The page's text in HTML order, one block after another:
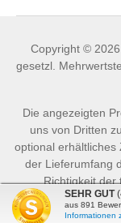
Copyright © 2026
gesetzl.
Die angezeigten
uns von Dritten
optional erhältliches
der Lieferumfang
Richtigkeit der
SEHR GUT
aus 891
Informationen